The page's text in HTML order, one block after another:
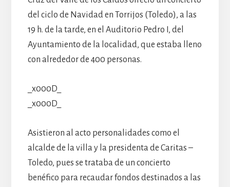
del ciclo de Navidad en Torrijos (Toledo), a las
19 h. de la tarde, en el Auditorio Pedro I, del
Ayuntamiento de la localidad, que estaba lleno
con alrededor de 400 personas.
_x000D_
_x000D_
Asistieron al acto personalidades como el
alcalde de la villa y la presidenta de Caritas –
Toledo, pues se trataba de un concierto
benéfico para recaudar fondos destinados a las